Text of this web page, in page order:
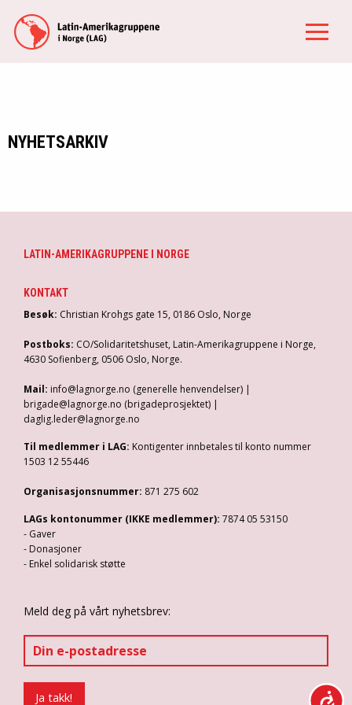
NYHETSARKIV
LATIN-AMERIKAGRUPPENE I NORGE
KONTAKT
Besøk: Christian Krohgs gate 15, 0186 Oslo, Norge
Postboks: CO/Solidaritetshuset, Latin-Amerikagruppene i Norge,
4630 Sofienberg, 0506 Oslo, Norge.
Mail: info@lagnorge.no (generelle henvendelser) |
brigade@lagnorge.no (brigadeprosjektet) |
daglig.leder@lagnorge.no
Til medlemmer i LAG: Kontigenter innbetales til konto nummer
1503 12 55446
Organisasjonsnummer: 871 275 602
LAGs kontonummer (IKKE medlemmer): 7874 05 53150
- Gaver
- Donasjoner
- Enkel solidarisk støtte
Meld deg på vårt nyhetsbrev: